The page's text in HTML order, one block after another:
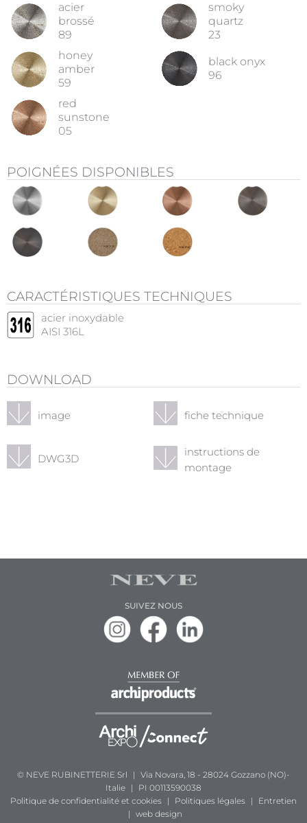
acier
brossé
89
smoky
quartz
23
honey
amber
59
black onyx
96
red
sunstone
05
POIGNÉES DISPONIBLES
CARACTÉRISTIQUES TECHNIQUES
acier inoxydable
AISI 316L
DOWNLOAD
image fiche technique
DWG3D
instructions de
montage
SUIVEZ NOUS
© NEVE RUBINETTERIE Srl | Via Novara, 18 - 28024 Gozzano (NO)-
Italie |
PI 00113590038
Politique de confidentialité et cookies | Politiques légales |
Entretien
| web design